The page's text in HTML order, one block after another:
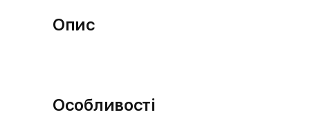
Опис
Особливості